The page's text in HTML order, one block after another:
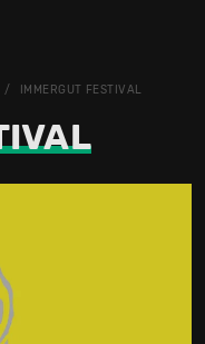
IMMERGUT FESTIVAL